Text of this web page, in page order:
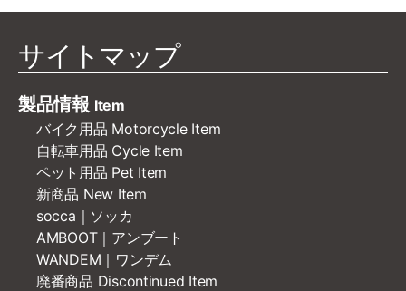
サイトマップ
製品情報 Item
バイク用品 Motorcycle Item
自転車用品 Cycle Item
ペット用品 Pet Item
新商品 New Item
socca｜ソッカ
AMBOOT｜アンブート
WANDEM｜ワンデム
廃番商品 Discontinued Item